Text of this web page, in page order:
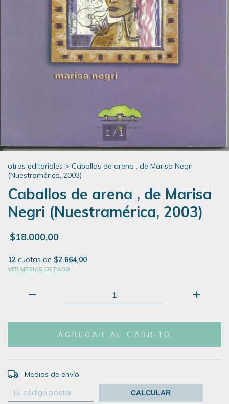
1 / 1
otras editoriales > Caballos de arena , de Marisa Negri
(Nuestramérica, 2003)
Caballos de arena , de Marisa
Negri (Nuestramérica, 2003)
$18.000,00
12 cuotas de $2.664,00
VER MEDIOS DE PAGO
Entregas para el CP:
Medios de envío
CALCULAR